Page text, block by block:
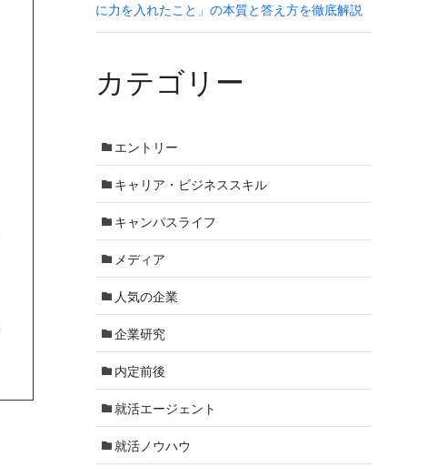
に力を入れたこと」の本質と答え方を徹底解説
カテゴリー
エントリー
キャリア・ビジネススキル
キャンパスライフ
メディア
人気の企業
企業研究
内定前後
就活エージェント
就活ノウハウ